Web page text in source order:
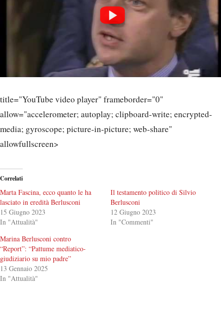
title="YouTube video player" frameborder="0"
allow="accelerometer; autoplay; clipboard-write; encrypted-
media; gyroscope; picture-in-picture; web-share"
allowfullscreen>
Correlati
Marta Fascina, ecco quanto le ha
lasciato in eredità Berlusconi
15 Giugno 2023
In "Attualità"
Il testamento politico di Silvio
Berlusconi
12 Giugno 2023
In "Commenti"
Marina Berlusconi contro
“Report”: “Pattume mediatico-
giudiziario su mio padre”
13 Gennaio 2025
In "Attualità"